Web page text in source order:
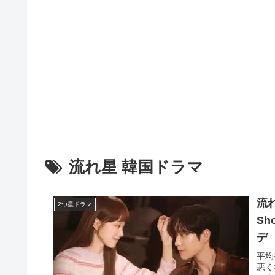
流れ星 韓国ドラマ
2つ星ドラマ
流
デ
平
悪